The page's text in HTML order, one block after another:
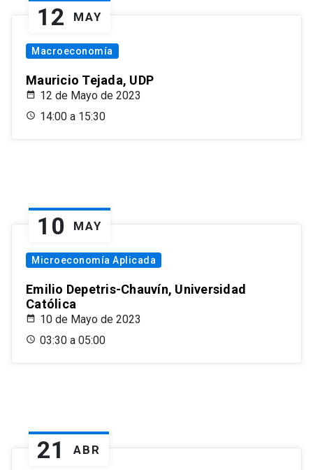
12 MAY
Macroeconomía
Mauricio Tejada, UDP
12 de Mayo de 2023
14:00 a 15:30
10 MAY
Microeconomía Aplicada
Emilio Depetris-Chauvín, Universidad
Católica
10 de Mayo de 2023
03:30 a 05:00
21 ABR